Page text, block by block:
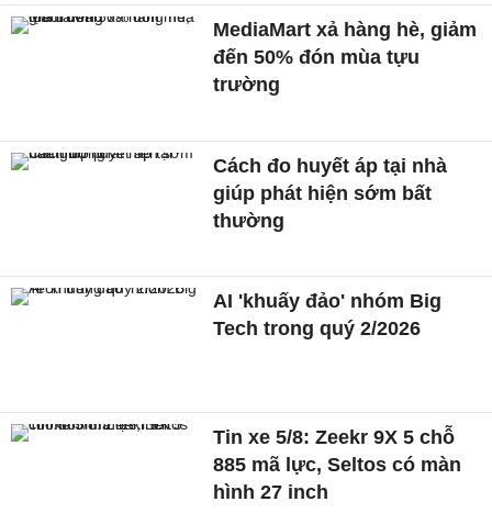
MediaMart xả hàng hè, giảm
đến 50% đón mùa tựu
trường
Cách đo huyết áp tại nhà
giúp phát hiện sớm bất
thường
AI 'khuấy đảo' nhóm Big
Tech trong quý 2/2026
Tin xe 5/8: Zeekr 9X 5 chỗ
885 mã lực, Seltos có màn
hình 27 inch